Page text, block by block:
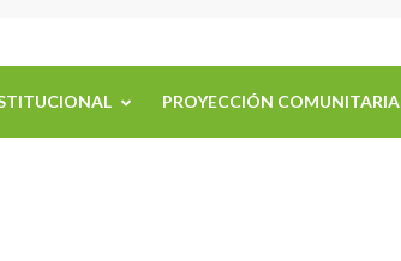
Agosto
PROYECCIÓN COMUNITARIA